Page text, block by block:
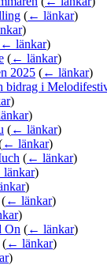
(← länkar)
)
← länkar)
(← länkar)
2025 (← länkar)
bidrag i
)
)
(← länkar)
← länkar)
(← länkar)
)
)
(← länkar)
)
On (← länkar)
(← länkar)
)